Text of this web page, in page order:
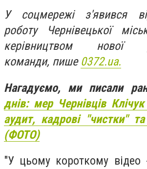
У соцмережі з'явився
роботу Чернівецької
керівництвом нової
команди, пише 0372.ua.
Нагадуємо, ми писали
днів: мер Чернівців
аудит, кадрові "чистки"
(ФОТО)
"У цьому короткому відео